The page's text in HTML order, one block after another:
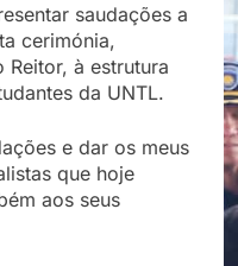
saudações a
cerimónia,
Reitor, à estrutura
da UNTL.
e dar os meus
que hoje
aos seus